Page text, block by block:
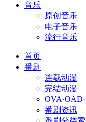
音乐
原创音乐
电子音乐
流行音乐
首页
番剧
连载动漫
完结动漫
番剧资讯